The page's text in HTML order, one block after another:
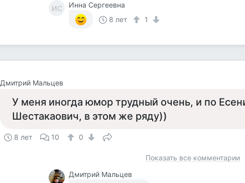
ИС
Инна Сергеевна
8 лет
1
Дмитрий Мальцев
У меня иногда юмор трудный очень, и по
Шестакаович, в этом же ряду))
8 лет 10 0
Показать все комментарии
Дмитрий Мальцев